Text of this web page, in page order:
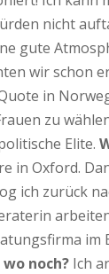
nicht
gute
wir schon
in
zu
Elite.
in Oxford.
ich zurück
noch? Ich